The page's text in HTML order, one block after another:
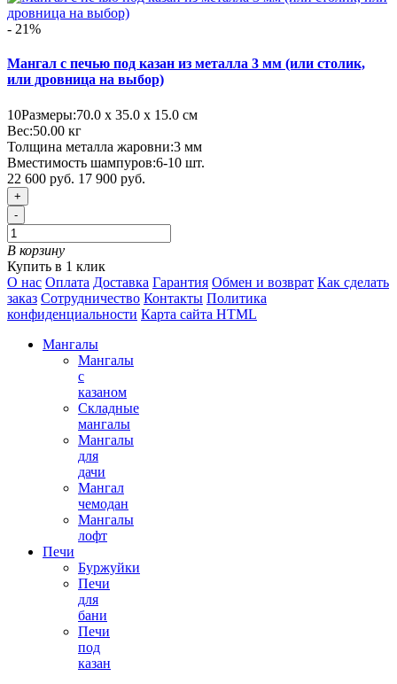
- 21%
Мангал с печью под казан из металла 3 мм (или столик,
или дровница на выбор)
10Размеры:70.0 х 35.0 х 15.0 см
Вес:50.00 кг
Толщина металла жаровни:3 мм
Вместимость шампуров:6-10 шт.
22 600 руб. 17 900 руб.
+
-
В корзину
Купить в 1 клик
О нас Оплата Доставка Гарантия Обмен и возврат Как сделать
заказ Сотрудничество Контакты Политика
конфиденциальности Карта сайта HTML
Мангалы
Мангалы
с
казаном
Складные
мангалы
Мангалы
для
дачи
Мангал
чемодан
Мангалы
лофт
Печи
Буржуйки
Печи
для
бани
Печи
под
казан